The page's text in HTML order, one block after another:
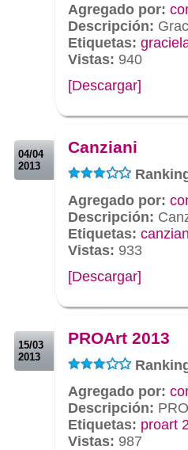
Agregado por:
Descripción:
Etiquetas:
Vistas: 940
[Descargar]
04/04
2013
Canziani
Agregado por:
Descripción:
Etiquetas:
Vistas: 933
[Descargar]
15/03
2013
PROArt 2013
Agregado por:
Descripción:
Etiquetas: proart
Vistas: 987